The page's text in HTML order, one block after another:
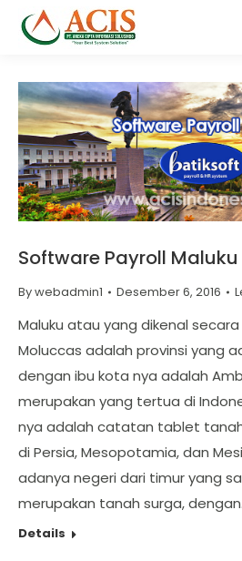
Software Payroll Maluku
Bywebadmin1 Desember 6, 2016
Maluku atau yang dikenal
Moluccas adalah provinsi yang
dengan ibu kota nya adalah
merupakan yang tertua di
nya adalah catatan tablet
di Persia, Mesopotamia, dan
adanya negeri dari timur yang
merupakan tanah surga,
Details